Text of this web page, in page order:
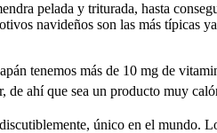
pelada y triturada, hasta
navideños son las más típicas
tenemos más de 10 mg de
ahí que sea un producto muy
único en el mundo.